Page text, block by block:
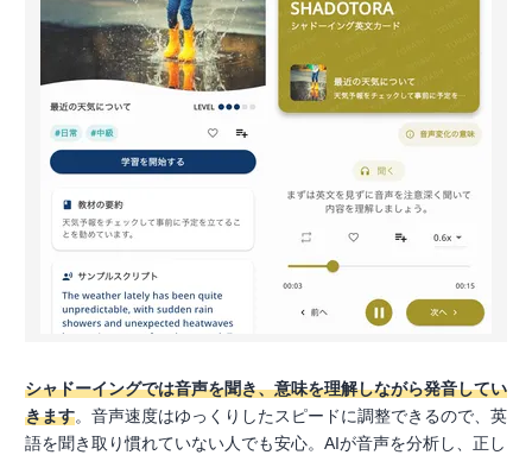
シャドーイングでは音声を聞き、意味を理解しながら発音してい
きます。音声速度はゆっくりしたスピードに調整できるので、英
語を聞き取り慣れていない人でも安心。AIが音声を分析し、正し